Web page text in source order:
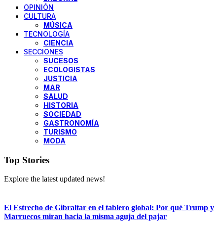
OPINIÓN
CULTURA
MÚSICA
TECNOLOGÍA
CIENCIA
SECCIONES
SUCESOS
ECOLOGISTAS
JUSTICIA
MAR
SALUD
HISTORIA
SOCIEDAD
GASTRONOMÍA
TURISMO
MODA
Top Stories
Explore the latest updated news!
El Estrecho de Gibraltar en el tablero global: Por qué Trump y
Marruecos miran hacia la misma aguja del pajar